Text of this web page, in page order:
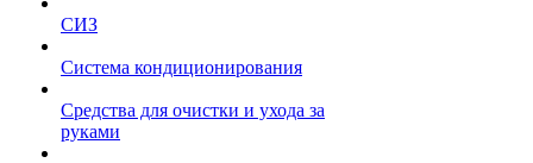
СИЗ
Система кондиционирования
Средства для очистки и ухода за
руками